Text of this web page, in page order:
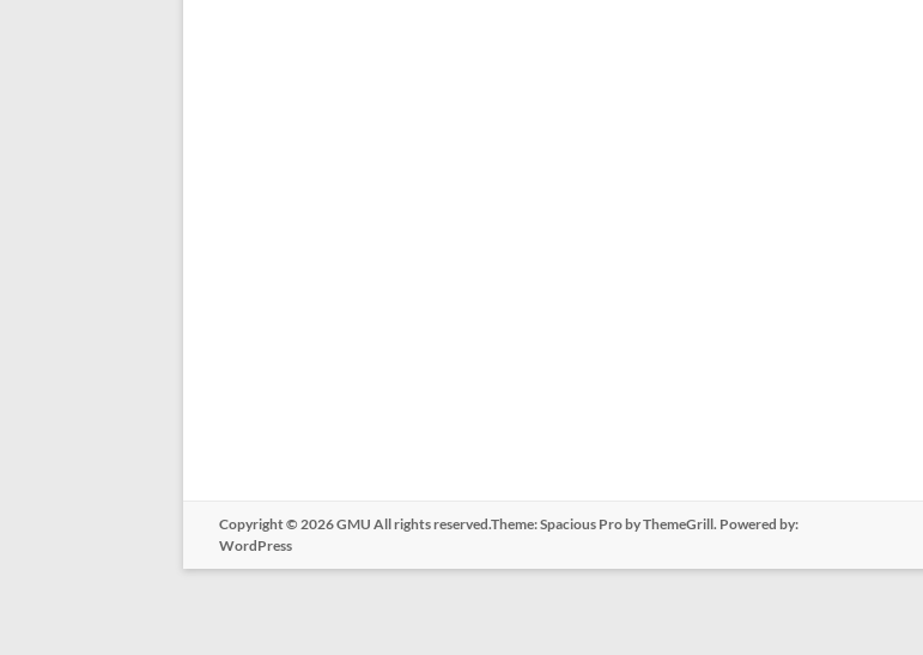
Copyright © 2026GMU All rights reserved.Theme:Spacious Proby ThemeGrill. Powered by:
WordPress